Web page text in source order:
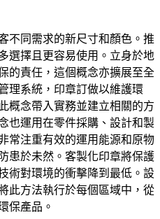
不同需求的新尺寸和顏色。推
選擇且更容易使用。立身於地
的責任，這個概念亦擴展至全
理系統，印章訂做以維護環
概念帶入實務並建立相關的方
也運用在零件採購、設計和製
常注重有效的運用能源和原物
患於未然。客製化印章將保護
術對環境的衝擊降到最低。設
此方法執行於每個區域中，從
保產品。